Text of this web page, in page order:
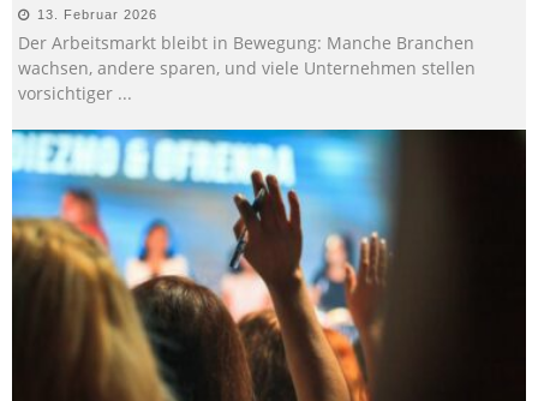
13. Februar 2026
Der Arbeitsmarkt bleibt in Bewegung: Manche Branchen
wachsen, andere sparen, und viele Unternehmen stellen
vorsichtiger ...